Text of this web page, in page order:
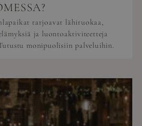
tarjoavat lähiruokaa,
ja luontoaktiviteetteja
monipuolisiin palveluihin.